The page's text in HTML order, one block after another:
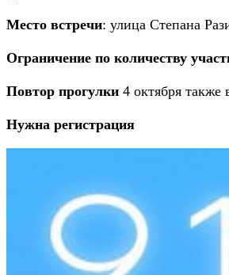
Место встречи: улица Степана
Ограничение по количеству
Повтор прогулки 4 октября также
Нужна регистрация